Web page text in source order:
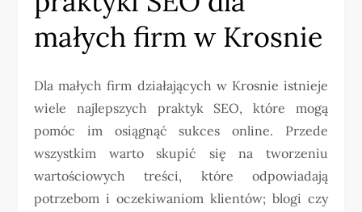
małych firm w Krosnie
Dla małych firm działających w Krosnie istnieje
wiele najlepszych praktyk SEO, które mogą
pomóc im osiągnąć sukces online. Przede
wszystkim warto skupić się na tworzeniu
wartościowych treści, które odpowiadają
potrzebom i oczekiwaniom klientów; blogi czy